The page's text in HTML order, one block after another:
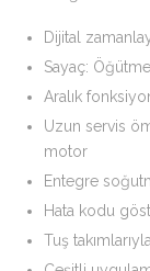
Dijital
Sayaç:
Aralık
Uzun servis
motor
Entegre
Hata kodu
Tuş